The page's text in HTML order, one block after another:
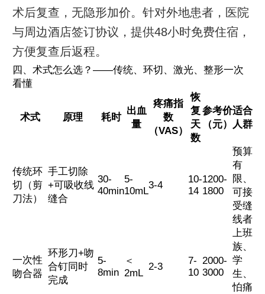
术后复查，无隐形加价。针对外地患者，医院
与周边酒店签订协议，提供48小时免费住宿，
方便复查后返程。
四、术式怎么选？——传统、环切、激光、整形一次
看懂
术式 原理 耗时
出血
量
疼痛指
数
（VAS）
恢
复
天
数
参考价
（元）
适合
人群
传统环
切（剪
刀法）
手工切除
+可吸收线
缝合
30-
40min
5-
10mL
3-4
10-
14
1200-
1800
预算
有
限、
可接
受缝
线者
一次性
吻合器
环形刀+吻
合钉同时
完成
5-
8min
＜
2mL
2-3
7-
10
2000-
3000
上班
族、
学
生、
怕痛